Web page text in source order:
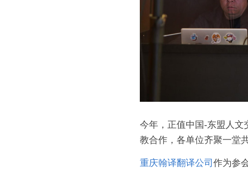
今年，正值中国-东盟人文
教合作，各单位齐聚一堂
重庆翰译翻译公司 作为参